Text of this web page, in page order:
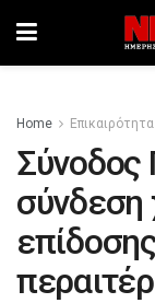
Home Επικαιρότητα
σύνδεση